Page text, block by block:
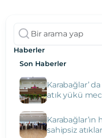
Haberler
Son Haberler
Karabağlar’
atık yükü
Karabağlar’ın
sahipsiz